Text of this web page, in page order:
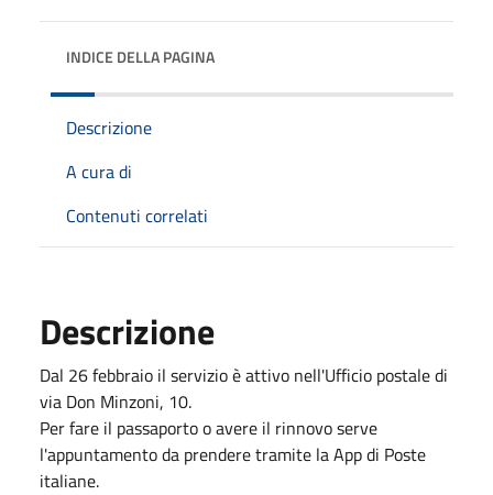
INDICE DELLA PAGINA
Descrizione
A cura di
Contenuti correlati
Descrizione
Dal 26 febbraio il servizio è attivo nell'Ufficio postale di
via Don Minzoni, 10.
Per fare il passaporto o avere il rinnovo serve
l'appuntamento da prendere tramite la App di Poste
italiane.